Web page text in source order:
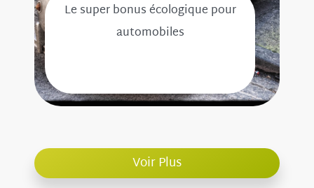
Le super bonus écologique pour
automobiles
Voir Plus